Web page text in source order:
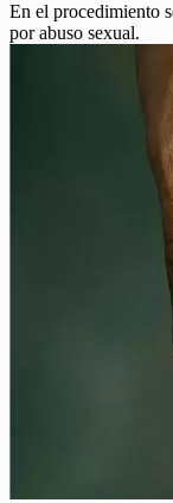
En el procedimiento
por abuso sexual.